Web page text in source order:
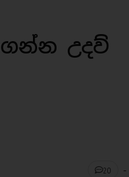
උදව්
20 -